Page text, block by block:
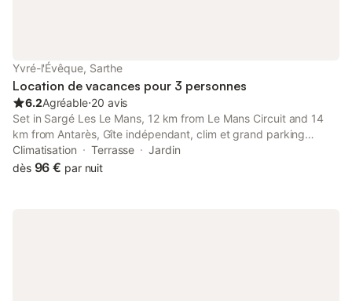
Yvré-l'Évêque, Sarthe
Location de vacances pour 3 personnes
6.2Agréable⋅20 avis
Set in Sargé Les Le Mans, 12 km from Le Mans Circuit and 14
km from Antarès, Gîte indépendant, clim et grand parking
extérieur offers a garden and air conditioning. The property is
situated 3.8 km from Le Mansgolfier Golf Club, 5.
Climatisation Terrasse
Jardin
dès 96 € par nuit